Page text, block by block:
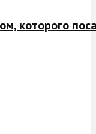
которого